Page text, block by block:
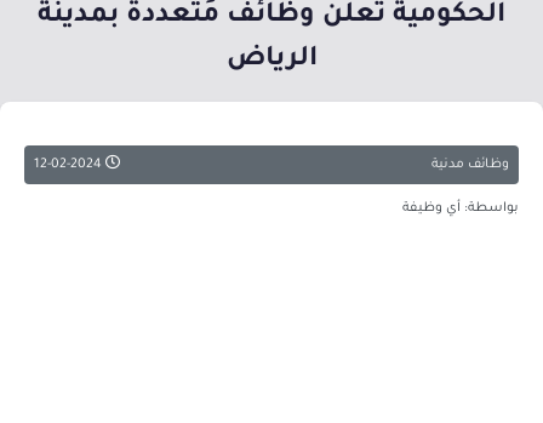
الحكومية تعلن وظائف مُتعددة بمدينة
الرياض
وظائف مدنية
بواسطة: أي وظيفة